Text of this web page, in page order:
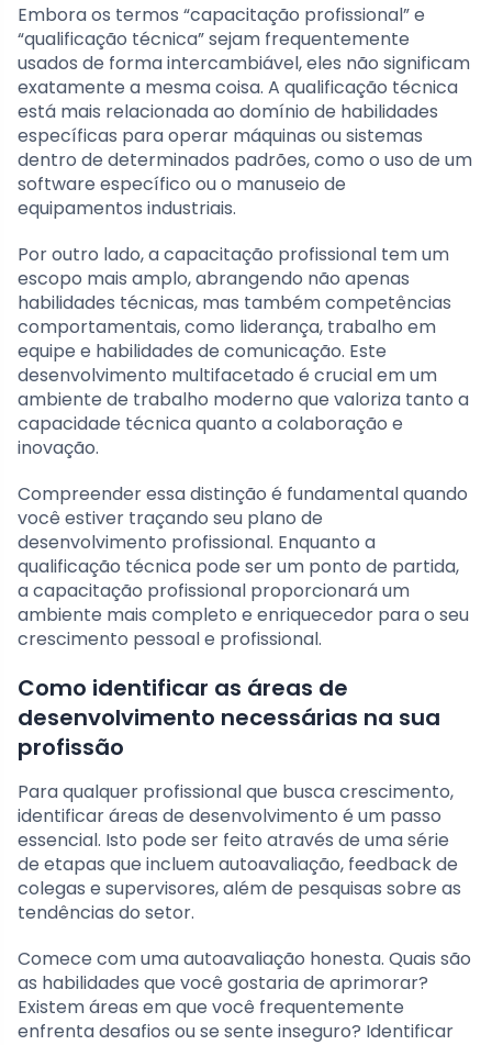
Embora os termos “capacitação profissional” e
“qualificação técnica” sejam frequentemente
usados de forma intercambiável, eles não significam
exatamente a mesma coisa. A qualificação técnica
está mais relacionada ao domínio de habilidades
específicas para operar máquinas ou sistemas
dentro de determinados padrões, como o uso de um
software específico ou o manuseio de
equipamentos industriais.
Por outro lado, a capacitação profissional tem um
escopo mais amplo, abrangendo não apenas
habilidades técnicas, mas também competências
comportamentais, como liderança, trabalho em
equipe e habilidades de comunicação. Este
desenvolvimento multifacetado é crucial em um
ambiente de trabalho moderno que valoriza tanto a
capacidade técnica quanto a colaboração e
inovação.
Compreender essa distinção é fundamental quando
você estiver traçando seu plano de
desenvolvimento profissional. Enquanto a
qualificação técnica pode ser um ponto de partida,
a capacitação profissional proporcionará um
ambiente mais completo e enriquecedor para o seu
crescimento pessoal e profissional.
Como identificar as áreas de
desenvolvimento necessárias na sua
profissão
Para qualquer profissional que busca crescimento,
identificar áreas de desenvolvimento é um passo
essencial. Isto pode ser feito através de uma série
de etapas que incluem autoavaliação, feedback de
colegas e supervisores, além de pesquisas sobre as
tendências do setor.
Comece com uma autoavaliação honesta. Quais são
as habilidades que você gostaria de aprimorar?
Existem áreas em que você frequentemente
enfrenta desafios ou se sente inseguro? Identificar